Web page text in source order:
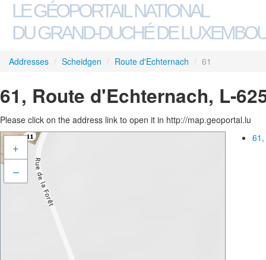
LE GÉOPORTAIL NATIONAL
DU GRAND-DUCHÉ DE
Addresses / Scheidgen / Route d'Echternach / 61
61, Route d'Echternach, L-
Please click on the address link to open it in http://map.geoportal.lu
+
–